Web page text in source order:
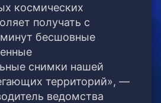
космических
получать с
минут бесшовные
снимки нашей
территорий», —
ведомства